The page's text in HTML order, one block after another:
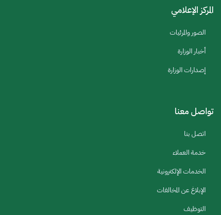
المركز الإعلامي
الصور والمرئيات
أخبار الوزارة
إصدارات الوزارة
تواصل معنا
اتصل بنا
خدمة العملاء
الخدمات الإلكترونية
الإبلاغ عن المخالفات
التوظيف